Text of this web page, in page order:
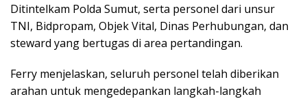
Ditintelkam Polda Sumut, serta personel dari unsur
TNI, Bidpropam, Objek Vital, Dinas Perhubungan, dan
steward yang bertugas di area pertandingan.
Ferry menjelaskan, seluruh personel telah diberikan
arahan untuk mengedepankan langkah-langkah